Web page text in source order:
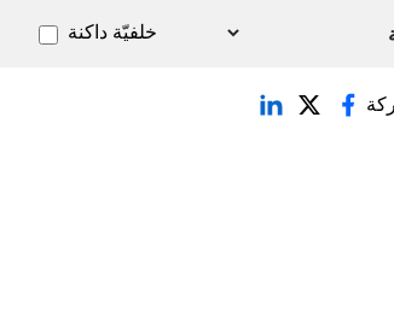
خلفيّة داكنة